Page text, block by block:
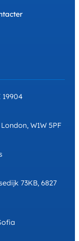
19904
W1W 5PF
73KB, 6827